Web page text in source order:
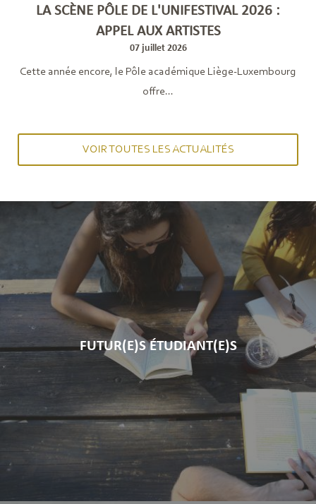
LA SCÈNE PÔLE DE L'UNIFESTIVAL 2026 :
APPEL AUX ARTISTES
07 juillet 2026
Cette année encore, le Pôle académique Liège-Luxembourg
offre...
VOIR TOUTES LES ACTUALITÉS
FUTUR(E)S ÉTUDIANT(E)S